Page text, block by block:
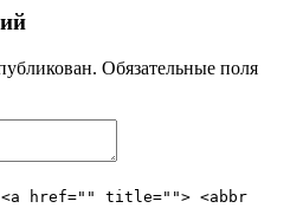
Обязательные поля
<a href="" title=""> <abbr